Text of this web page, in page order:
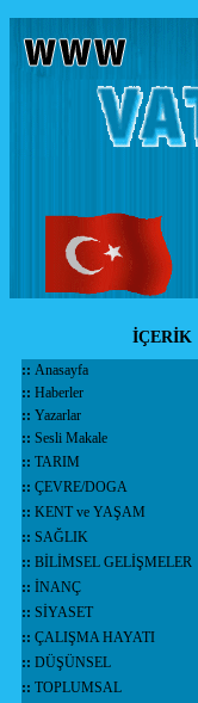
İÇERİK
:: Anasayfa
:: Haberler
:: Yazarlar
:: Sesli Makale
:: TARIM
:: ÇEVRE/DOGA
:: KENT ve YAŞAM
:: SAĞLIK
:: BİLİMSEL GELİŞMELER
:: İNANÇ
:: SİYASET
:: ÇALIŞMA HAYATI
:: DÜŞÜNSEL
:: TOPLUMSAL